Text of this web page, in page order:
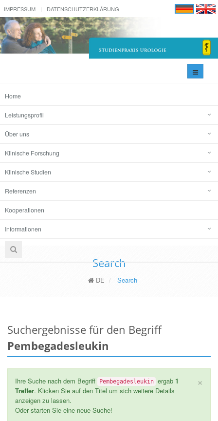
IMPRESSUM DATENSCHUTZERKLÄRUNG
Home
Leistungsprofil
Über uns
Klinische Forschung
Klinische Studien
Referenzen
Kooperationen
Informationen
Search
DE Search
Suchergebnisse für den Begriff
Pembegadesleukin
×
Ihre Suche nach dem Begriff Pembegadesleukin ergab 1
Treffer. Klicken Sie auf den Titel um sich weitere Details
anzeigen zu lassen.
Oder starten Sie eine neue Suche!